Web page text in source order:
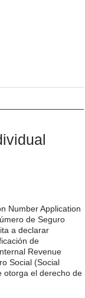
Number Application
de Seguro
a declarar
de
Revenue
Social (Social
otorga el derecho de